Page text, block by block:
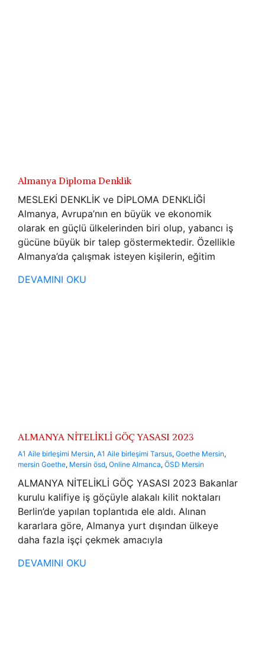
Almanya Diploma Denklik
MESLEKİ DENKLİK ve DİPLOMA DENKLİĞİ
Almanya, Avrupa’nın en büyük ve ekonomik
olarak en güçlü ülkelerinden biri olup, yabancı iş
gücüne büyük bir talep göstermektedir. Özellikle
Almanya’da çalışmak isteyen kişilerin, eğitim
DEVAMINI OKU
ALMANYA NİTELİKLİ GÖÇ YASASI 2023
A1 Aile birleşimi Mersin, A1 Aile birleşimi Tarsus, Goethe Mersin,
mersin Goethe, Mersin ösd, Online Almanca, ÖSD Mersin
ALMANYA NİTELİKLİ GÖÇ YASASI 2023 Bakanlar
kurulu kalifiye iş göçüyle alakalı kilit noktaları
Berlin’de yapılan toplantıda ele aldı. Alınan
kararlara göre, Almanya yurt dışından ülkeye
daha fazla işçi çekmek amacıyla
DEVAMINI OKU